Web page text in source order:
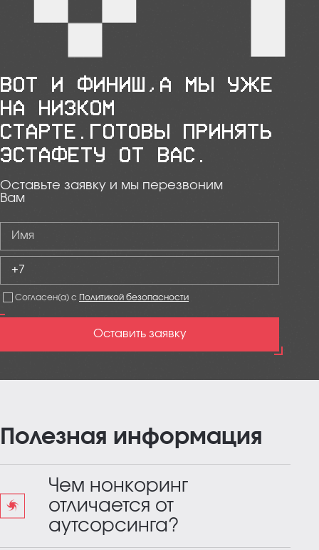
ВОТ И ФИНИШ,А МЫ УЖЕ
НА НИЗКОМ
СТАРТЕ.ГОТОВЫ ПРИНЯТЬ
ЭСТАФЕТУ ОТ ВАС.
Оставьте заявку и мы перезвоним
Вам
Согласен(а) с Политикой безопасности
Оставить заявку
Полезная информация
Чем нонкоринг
отличается от
аутсорсинга?